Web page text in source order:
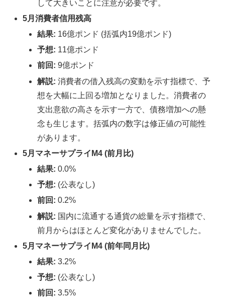
して大きいことに注意が必要です。
5月消費者信用残高
結果: 16億ポンド (括弧内19億ポンド)
予想: 11億ポンド
前回: 9億ポンド
解説: 消費者の借入残高の変動を示す指標で、予
想を大幅に上回る増加となりました。消費者の
支出意欲の高さを示す一方で、債務増加への懸
念も生じます。括弧内の数字は修正値の可能性
があります。
5月マネーサプライM4 (前月比)
結果: 0.0%
予想: (公表なし)
前回: 0.2%
解説: 国内に流通する通貨の総量を示す指標で、
前月からはほとんど変化がありませんでした。
5月マネーサプライM4 (前年同月比)
結果: 3.2%
予想: (公表なし)
前回: 3.5%